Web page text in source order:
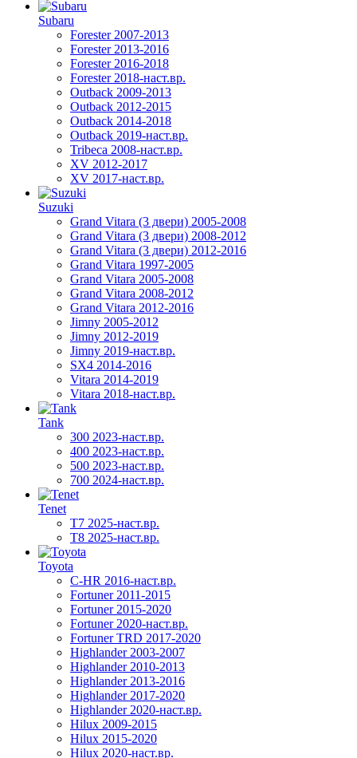
Subaru
Forester 2007-2013
Forester 2013-2016
Forester 2016-2018
Forester 2018-наст.вр.
Outback 2009-2013
Outback 2012-2015
Outback 2014-2018
Outback 2019-наст.вр.
Tribeca 2008-наст.вр.
XV 2012-2017
XV 2017-наст.вр.
Suzuki
Grand Vitara (3 двери) 2005-2008
Grand Vitara (3 двери) 2008-2012
Grand Vitara (3 двери) 2012-2016
Grand Vitara 1997-2005
Grand Vitara 2005-2008
Grand Vitara 2008-2012
Grand Vitara 2012-2016
Jimny 2005-2012
Jimny 2012-2019
Jimny 2019-наст.вр.
SX4 2014-2016
Vitara 2014-2019
Vitara 2018-наст.вр.
Tank
300 2023-наст.вр.
400 2023-наст.вр.
500 2023-наст.вр.
700 2024-наст.вр.
Tenet
T7 2025-наст.вр.
T8 2025-наст.вр.
Toyota
C-HR 2016-наст.вр.
Fortuner 2011-2015
Fortuner 2015-2020
Fortuner 2020-наст.вр.
Fortuner TRD 2017-2020
Highlander 2003-2007
Highlander 2010-2013
Highlander 2013-2016
Highlander 2017-2020
Highlander 2020-наст.вр.
Hilux 2009-2015
Hilux 2015-2020
Hilux 2020-наст.вр.